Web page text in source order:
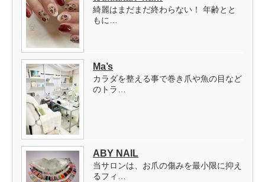
綺麗はまだまだ終わらない！ 年齢とと
もに…
Ma’s
カラダを整える事で巻き爪や魚の目など
のトラ…
ABY NAIL
当サロンは、お爪の傷みを最小限に抑え
るフィ…